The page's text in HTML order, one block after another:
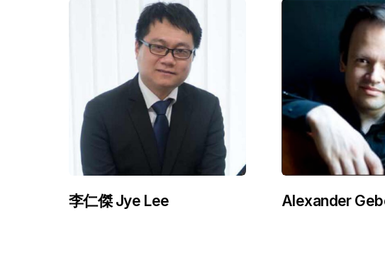
李仁傑 Jye Lee Alexander